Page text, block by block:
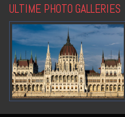
ULTIME PHOTO GALLERIES